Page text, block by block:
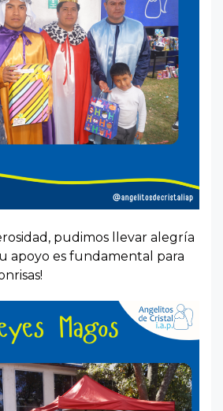
pudimos llevar alegría
apoyo es fundamental para